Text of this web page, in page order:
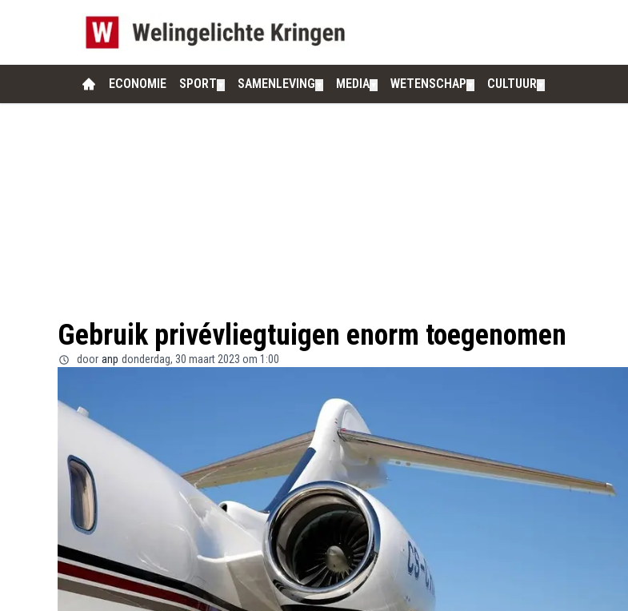
ECONOMIE SPORT SAMENLEVING MEDIA WETENSCHAP CULTUUR
Gebruik privévliegtuigen enorm toegenomen
door anp donderdag, 30 maart 2023 om 1:00